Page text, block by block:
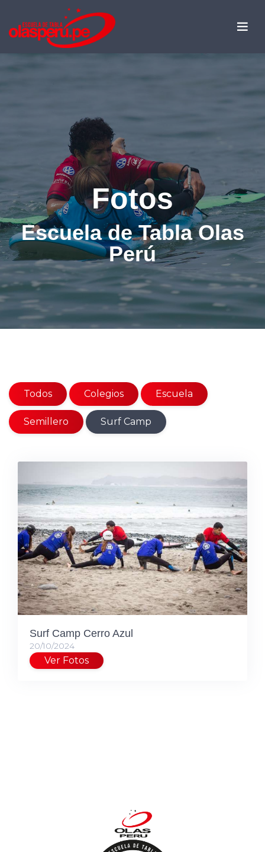
Fotos
Escuela de Tabla Olas
Perú
Todos Colegios Escuela
Semillero Surf Camp
Surf Camp Cerro Azul
20/10/2024
Ver Fotos